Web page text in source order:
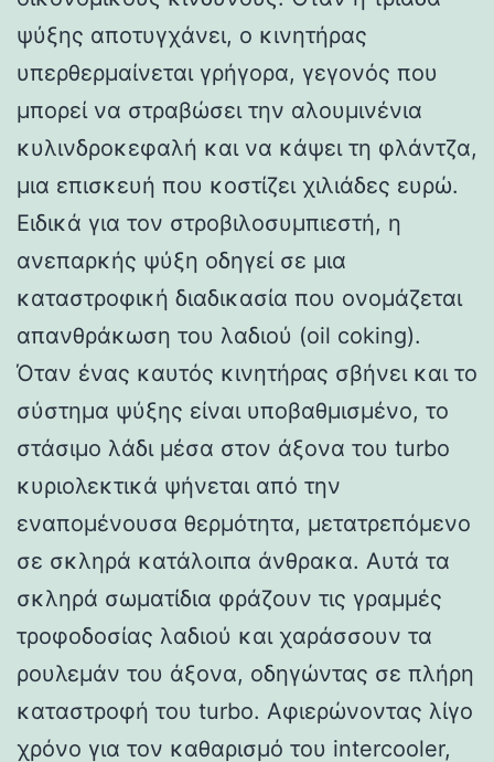
ψύξης αποτυγχάνει, ο κινητήρας
υπερθερμαίνεται γρήγορα, γεγονός που
μπορεί να στραβώσει την αλουμινένια
κυλινδροκεφαλή και να κάψει τη φλάντζα,
μια επισκευή που κοστίζει χιλιάδες ευρώ.
Ειδικά για τον στροβιλοσυμπιεστή, η
ανεπαρκής ψύξη οδηγεί σε μια
καταστροφική διαδικασία που ονομάζεται
απανθράκωση του λαδιού (oil coking).
Όταν ένας καυτός κινητήρας σβήνει και το
σύστημα ψύξης είναι υποβαθμισμένο, το
στάσιμο λάδι μέσα στον άξονα του turbo
κυριολεκτικά ψήνεται από την
εναπομένουσα θερμότητα, μετατρεπόμενο
σε σκληρά κατάλοιπα άνθρακα. Αυτά τα
σκληρά σωματίδια φράζουν τις γραμμές
τροφοδοσίας λαδιού και χαράσσουν τα
ρουλεμάν του άξονα, οδηγώντας σε πλήρη
καταστροφή του turbo. Αφιερώνοντας λίγο
χρόνο για τον καθαρισμό του intercooler,